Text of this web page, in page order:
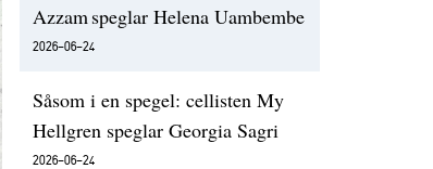
Azzam speglar Helena Uambembe
2026-06-24
Såsom i en spegel: cellisten My
Hellgren speglar Georgia Sagri
2026-06-24